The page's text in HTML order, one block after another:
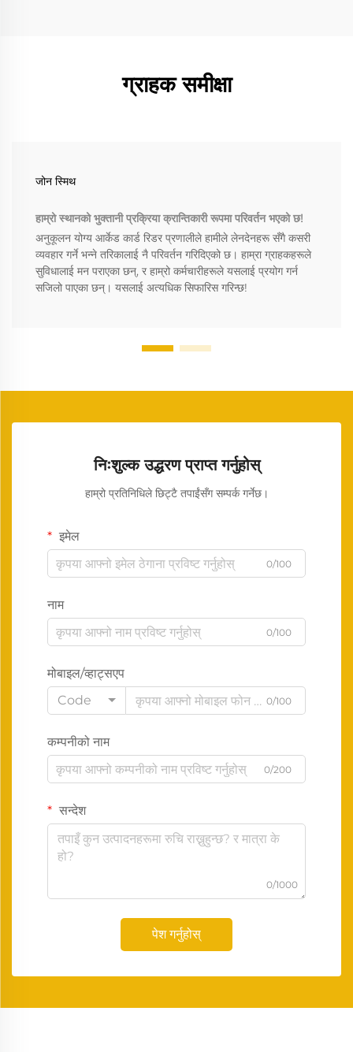
ग्राहक समीक्षा
जोन स्मिथ
हाम्रो स्थानको भुक्तानी प्रक्रिया क्रान्तिकारी रूपमा परिवर्तन भएको छ!
अनुकूलन योग्य आर्केड कार्ड रिडर प्रणालीले हामीले लेनदेनहरू सँगै कसरी
व्यवहार गर्ने भन्ने तरिकालाई नै परिवर्तन गरिदिएको छ। हाम्रा ग्राहकहरूले
सुविधालाई मन पराएका छन्, र हाम्रो कर्मचारीहरूले यसलाई प्रयोग गर्न
सजिलो पाएका छन्। यसलाई अत्यधिक सिफारिस गरिन्छ!
निःशुल्क उद्धरण प्राप्त गर्नुहोस्
हाम्रो प्रतिनिधिले छिट्टै तपाईंसँग सम्पर्क गर्नेछ।
इमेल
0/100
नाम
0/100
मोबाइल/व्हाट्सएप
Code
0/100
कम्पनीको नाम
0/200
सन्देश
0/1000
पेश गर्नुहोस्